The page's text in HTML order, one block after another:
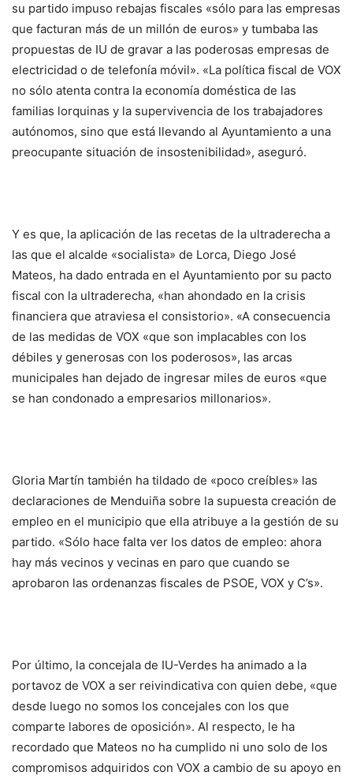
su partido impuso rebajas fiscales «sólo para las empresas
que facturan más de un millón de euros» y tumbaba las
propuestas de IU de gravar a las poderosas empresas de
electricidad o de telefonía móvil». «La política fiscal de VOX
no sólo atenta contra la economía doméstica de las
familias lorquinas y la supervivencia de los trabajadores
autónomos, sino que está llevando al Ayuntamiento a una
preocupante situación de insostenibilidad», aseguró.
Y es que, la aplicación de las recetas de la ultraderecha a
las que el alcalde «socialista» de Lorca, Diego José
Mateos, ha dado entrada en el Ayuntamiento por su pacto
fiscal con la ultraderecha, «han ahondado en la crisis
financiera que atraviesa el consistorio». «A consecuencia
de las medidas de VOX «que son implacables con los
débiles y generosas con los poderosos», las arcas
municipales han dejado de ingresar miles de euros «que
se han condonado a empresarios millonarios».
Gloria Martín también ha tildado de «poco creíbles» las
declaraciones de Menduiña sobre la supuesta creación de
empleo en el municipio que ella atribuye a la gestión de su
partido. «Sólo hace falta ver los datos de empleo: ahora
hay más vecinos y vecinas en paro que cuando se
aprobaron las ordenanzas fiscales de PSOE, VOX y C’s».
Por último, la concejala de IU-Verdes ha animado a la
portavoz de VOX a ser reivindicativa con quien debe, «que
desde luego no somos los concejales con los que
comparte labores de oposición». Al respecto, le ha
recordado que Mateos no ha cumplido ni uno solo de los
compromisos adquiridos con VOX a cambio de su apoyo en